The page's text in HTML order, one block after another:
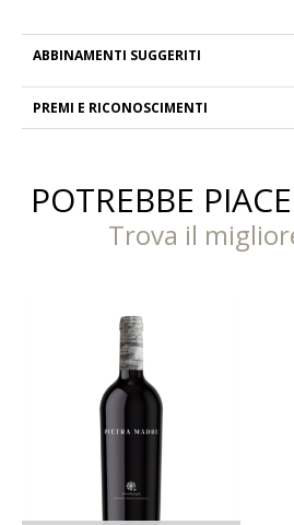
ABBINAMENTI SUGGERITI
PREMI E RICONOSCIMENTI
POTREBBE
Trova il